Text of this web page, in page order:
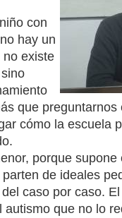
con
hay un
no existe
que
cómo la escuela
porque
de ideales
caso por caso.
que no lo